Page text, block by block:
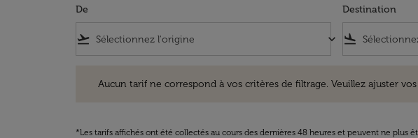
De
flight_takeoff keyboard_arrow_down
Destination
flight_land
Aucun tarif ne correspond à vos critères de filtrage. Veuillez ajuster
*Les tarifs affichés ont été collectés au cours des dernières 48 heures et peuvent ne plus